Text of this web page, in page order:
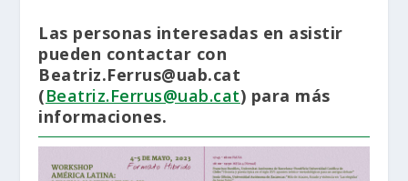
Las personas interesadas en asistir
pueden contactar con
Beatriz.Ferrus@uab.cat
(Beatriz.Ferrus@uab.cat) para más
informaciones.